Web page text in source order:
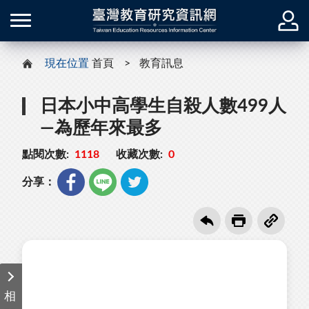
現在位置 首頁 教育訊息
日本小中高學生自殺人數499人
—為歷年來最多
點閱次數: 1118 收藏次數: 0
分享：
相